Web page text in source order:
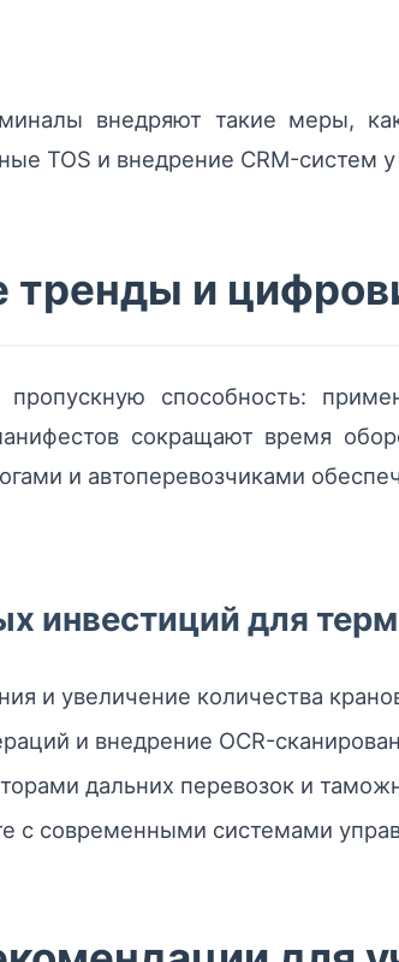
внедряют такие меры,
TOS и внедрение СRM-систем
тренды и
способность:
сокращают время
и автоперевозчиками
инвестиций для
и увеличение количества
и внедрение OCR-
дальних перевозок и
с современными системами